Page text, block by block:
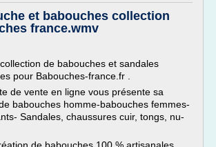
et babouches collection
france.wmv
de babouches et sandales
pour Babouches-france.fr .
de vente en ligne vous présente sa
babouches homme-babouches femmes-
Sandales, chaussures cuir, tongs, nu-